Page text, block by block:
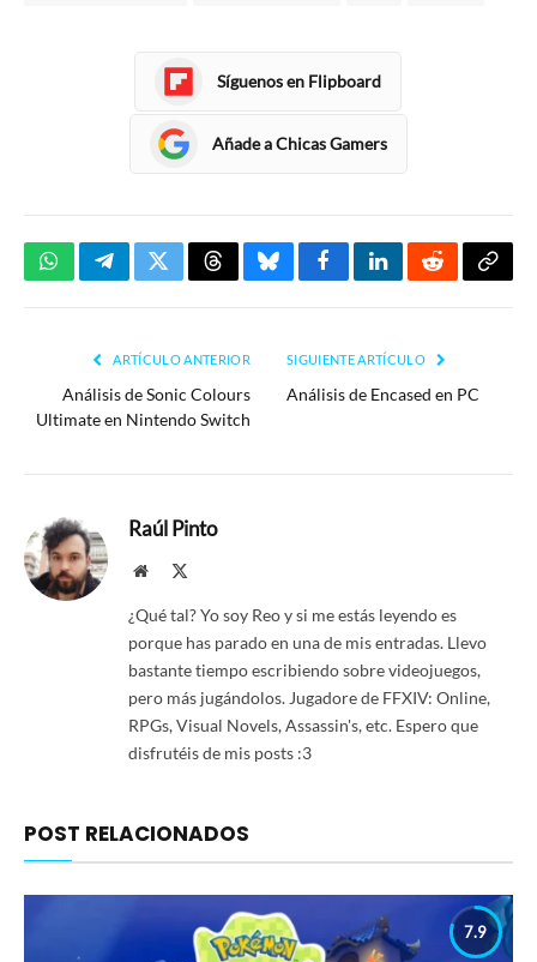
Síguenos en Flipboard
Añade a Chicas Gamers
WhatsAppTelegramTwitterThreadsBlueskyFacebookLinkedInReddit
ARTÍCULO ANTERIOR
Análisis de Sonic Colours
Ultimate en Nintendo Switch
SIGUIENTE ARTÍCULO
Análisis de Encased en PC
Raúl Pinto
Website
¿Qué tal? Yo soy Reo y si me estás leyendo es
porque has parado en una de mis entradas. Llevo
bastante tiempo escribiendo sobre videojuegos,
pero más jugándolos. Jugadore de FFXIV: Online,
RPGs, Visual Novels, Assassin's, etc. Espero que
disfrutéis de mis posts :3
POST RELACIONADOS
7.9